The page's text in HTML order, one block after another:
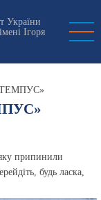
України
Ігоря
припинили
будь ласка,